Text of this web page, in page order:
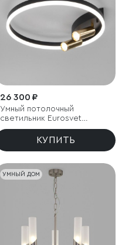
26 300 ₽
Умный потолочный
светильник Eurosvet
Luminari 90247/3
КУПИТЬ
УМНЫЙ ДОМ